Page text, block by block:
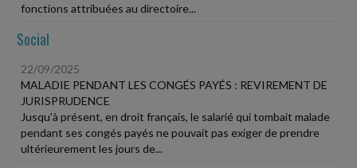
fonctions attribuées au directoire...
Social
22/09/2025
MALADIE PENDANT LES CONGÉS PAYÉS : REVIREMENT DE
JURISPRUDENCE
Jusqu'à présent, en droit français, le salarié qui tombait malade
pendant ses congés payés ne pouvait pas exiger de prendre
ultérieurement les jours de...